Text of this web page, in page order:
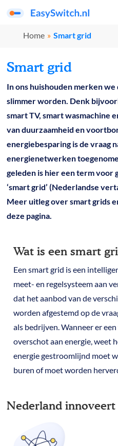
Home » Smart grid
Smart grid
In ons huishouden merken
slimmer worden. Denk
smart TV, smart wasmachine
van duurzaamheid en
energiebesparing is de vraag
energienetwerken
geleden is hier een term voor
‘smart grid’ (Nederlandse
Meer uitleg over smart grids
deze pagina.
Wat is een smart
Een smart grid is een
meet- en regelsysteem aan
dat het aanbod van de
worden afgestemd op de
als bedrijven. Wanneer er
overschot aan energie, weet
energie gestroomlijnd moet
buren of moet worden
Nederland